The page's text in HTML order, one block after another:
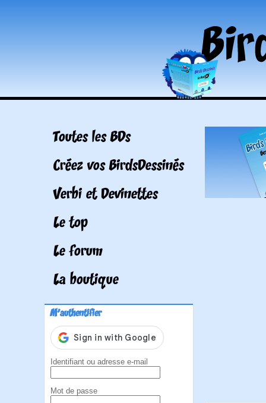
Toutes les BDs
Créez vos BirdsDessinés
Verbi et Devinettes
Le top
Le forum
La boutique
M'authentifier
Identifiant ou adresse e-mail
Mot de passe